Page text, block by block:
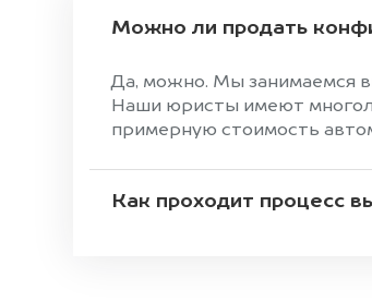
Можно ли продать
Да, можно. Мы занимаемся
Наши юристы имеют
примерную стоимость
Как проходит процесс